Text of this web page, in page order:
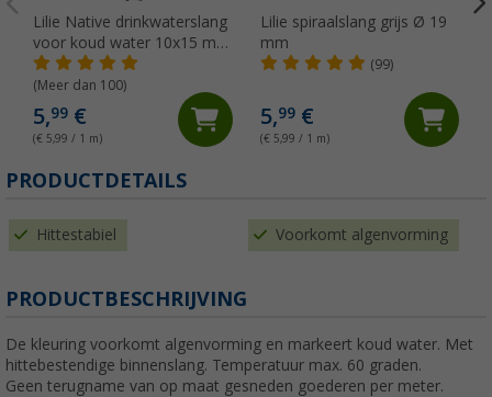
Lilie Native drinkwaterslang
voor koud water 10x15 mm
(per meter)
(Meer dan 100)
5,99 €
(€ 5,99 / 1 m)
Lilie spiraalslang grijs Ø 19
mm
(99)
5,99€
(€ 5,99 / 1 m)
PRODUCTDETAILS
Hittestabiel Voorkomt algenvorming
PRODUCTBESCHRIJVING
De kleuring voorkomt algenvorming en markeert koud water. Met
hittebestendige binnenslang. Temperatuur max. 60 graden.
Geen terugname van op maat gesneden goederen per meter.